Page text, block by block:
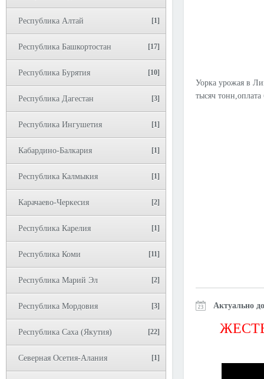
Республика Алтай [1]
Республика Башкортостан [17]
Республика Бурятия [10]
Республика Дагестан [3]
Республика Ингушетия [1]
Кабардино-Балкария [1]
Республика Калмыкия [1]
Карачаево-Черкесия [2]
Республика Карелия [1]
Республика Коми [11]
Республика Марий Эл [2]
Республика Мордовия [3]
Республика Саха (Якутия) [22]
Северная Осетия-Алания [1]
Уорка урожая в
тысяч
Актуально